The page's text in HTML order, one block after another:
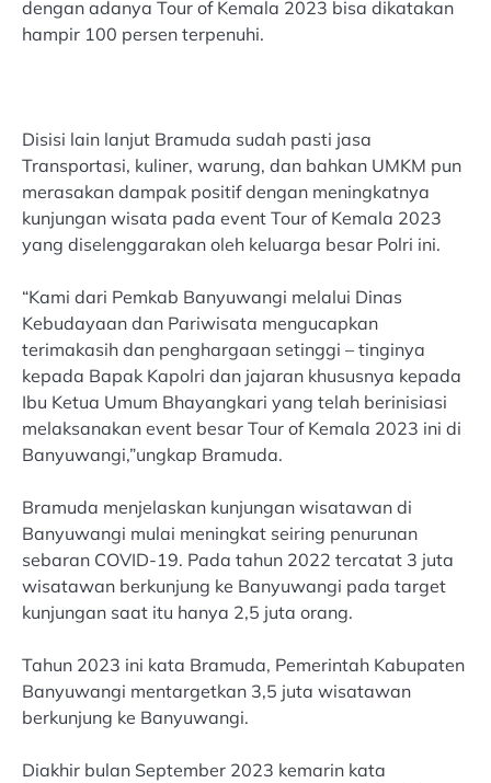
dengan adanya Tour of Kemala 2023 bisa dikatakan
hampir 100 persen terpenuhi.
Disisi lain lanjut Bramuda sudah pasti jasa
Transportasi, kuliner, warung, dan bahkan UMKM pun
merasakan dampak positif dengan meningkatnya
kunjungan wisata pada event Tour of Kemala 2023
yang diselenggarakan oleh keluarga besar Polri ini.
“Kami dari Pemkab Banyuwangi melalui Dinas
Kebudayaan dan Pariwisata mengucapkan
terimakasih dan penghargaan setinggi – tinginya
kepada Bapak Kapolri dan jajaran khususnya kepada
Ibu Ketua Umum Bhayangkari yang telah berinisiasi
melaksanakan event besar Tour of Kemala 2023 ini di
Banyuwangi,”ungkap Bramuda.
Bramuda menjelaskan kunjungan wisatawan di
Banyuwangi mulai meningkat seiring penurunan
sebaran COVID-19. Pada tahun 2022 tercatat 3 juta
wisatawan berkunjung ke Banyuwangi pada target
kunjungan saat itu hanya 2,5 juta orang.
Tahun 2023 ini kata Bramuda, Pemerintah Kabupaten
Banyuwangi mentargetkan 3,5 juta wisatawan
berkunjung ke Banyuwangi.
Diakhir bulan September 2023 kemarin kata